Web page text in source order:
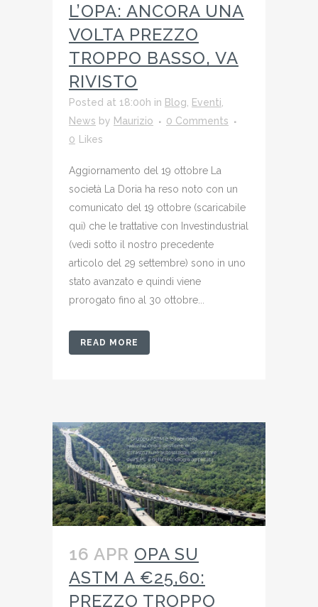
L’OPA: ANCORA UNA
VOLTA PREZZO
TROPPO BASSO, VA
RIVISTO
Posted at 18:00h in Blog Eventi
News by Maurizio
0 Comments
0
Likes
Aggiornamento del 19 ottobre La
società La Doria ha reso noto con un
comunicato del 19 ottobre (scaricabile
qui) che le trattative con Investindustrial
(vedi sotto il nostro precedente
articolo del 29 settembre) sono in uno
stato avanzato e quindi viene
prorogato fino al 30 ottobre...
READ MORE
16 APR OPA SU
ASTM A €25,60:
PREZZO TROPPO